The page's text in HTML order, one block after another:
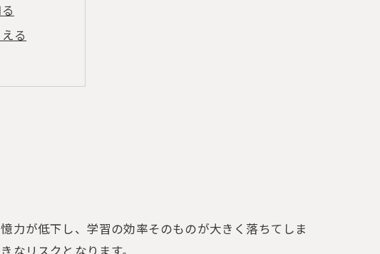
る
ツ
ス向上
力が低下し、学習の効率そのものが大きく落ちてしま
なリスクとなります。